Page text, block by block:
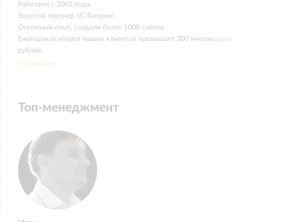
Работаем с 2002 года.
Золотой партнер 1С-Битрикс.
Огромный опыт, создали более 1000 сайтов.
Ежегодный оборот наших клиентов превышает 300 миллиардов
рублей.
Подробнее
Топ-менеджмент